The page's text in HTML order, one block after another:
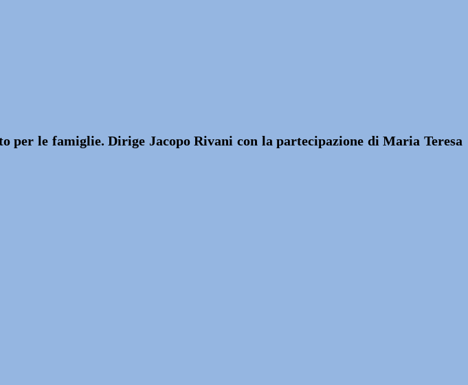
le famiglie. Dirige Jacopo Rivani con la partecipazione di Maria Teresa